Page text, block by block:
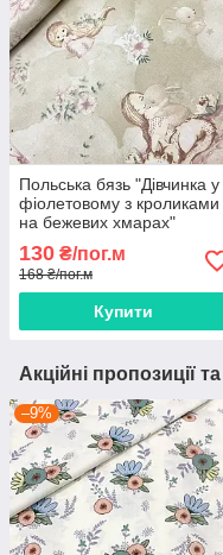
Польська бязь "Дівчинка у
фіолетовому з кроликами
на бежевих хмарах"
130 ₴/пог.м
168 ₴/пог.м
Купити
Акційні пропозиції
–9%